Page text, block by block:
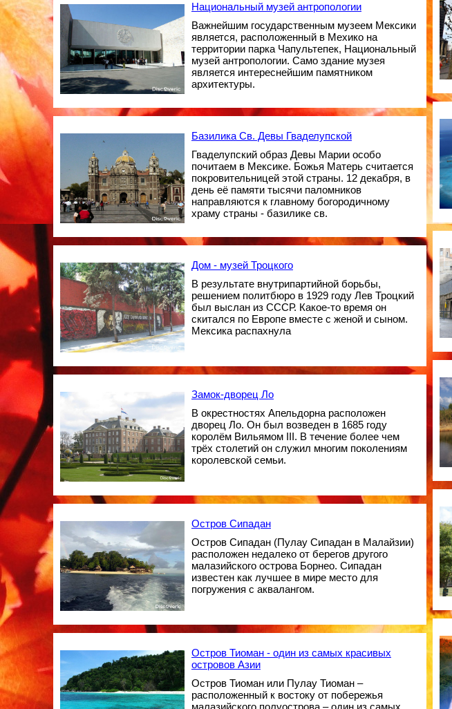
Национальный музей антропологии
Важнейшим государственным музеем Мексики
является, расположенный в Мехико на
территории парка Чапультепек, Национальный
музей антропологии. Само здание музея
является интереснейшим памятником
архитектуры.
Базилика Св. Девы Гваделупской
Гваделупский образ Девы Марии особо
почитаем в Мексике. Божья Матерь считается
покровительницей этой страны. 12 декабря, в
день её памяти тысячи паломников
направляются к главному богородичному
храму страны - базилике св.
Дом - музей Троцкого
В результате внутрипартийной борьбы,
решением политбюро в 1929 году Лев Троцкий
был выслан из СССР. Какое-то время он
скитался по Европе вместе с женой и сыном.
Мексика распахнула
Замок-дворец Ло
В окрестностях Апельдорна расположен
дворец Ло. Он был возведен в 1685 году
королём Вильямом III. В течение более чем
трёх столетий он служил многим поколениям
королевской семьи.
Остров Сипадан
Остров Сипадан (Пулау Сипадан в Малайзии)
расположен недалеко от берегов другого
малазийского острова Борнео. Сипадан
известен как лучшее в мире место для
погружения с аквалангом.
Остров Тиоман - один из самых красивых
островов Азии
Остров Тиоман или Пулау Тиоман –
расположенный к востоку от побережья
малазийского полуострова – один из самых